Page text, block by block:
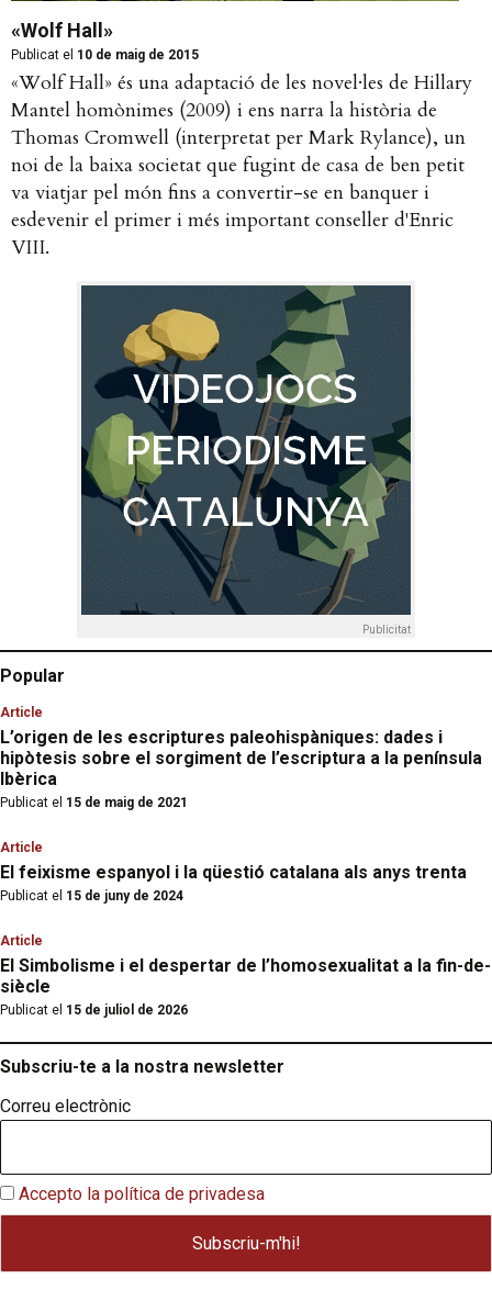
«Wolf Hall»
Publicat el 10 de maig de 2015
«Wolf Hall» és una adaptació de les novel·les de Hillary
Mantel homònimes (2009) i ens narra la història de
Thomas Cromwell (interpretat per Mark Rylance), un
noi de la baixa societat que fugint de casa de ben petit
va viatjar pel món fins a convertir-se en banquer i
esdevenir el primer i més important conseller d'Enric
VIII.
Publicitat
Popular
Article
L’origen de les escriptures paleohispàniques: dades i
hipòtesis sobre el sorgiment de l’escriptura a la península
Ibèrica
Publicat el 15 de maig de 2021
Article
El feixisme espanyol i la qüestió catalana als anys trenta
Publicat el 15 de juny de 2024
Article
El Simbolisme i el despertar de l’homosexualitat a la fin-de-
siècle
Publicat el 15 de juliol de 2026
Subscriu-te a la nostra newsletter
Correu electrònic
Accepto la política de privadesa